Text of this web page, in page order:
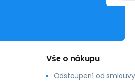
Vše o nákupu
Odstoupení od smlouvy